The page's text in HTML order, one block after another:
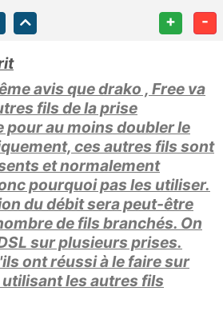
+ -
avis que drako , Free va
fils de la prise
pour au moins doubler le
ces autres fils sont
et normalement
pourquoi pas les utiliser.
du débit sera peut-être
de fils branchés. On
sur plusieurs prises.
ont réussi à le faire sur
utilisant les autres fils